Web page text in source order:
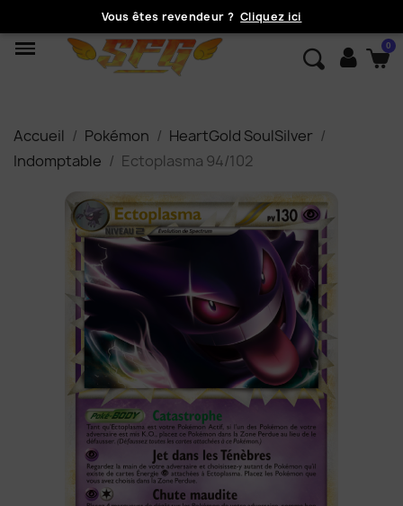
Vous êtes revendeur ? Cliquez ici
Accueil Pokémon
HeartGold SoulSilver
Indomptable
Ectoplasma 94/102